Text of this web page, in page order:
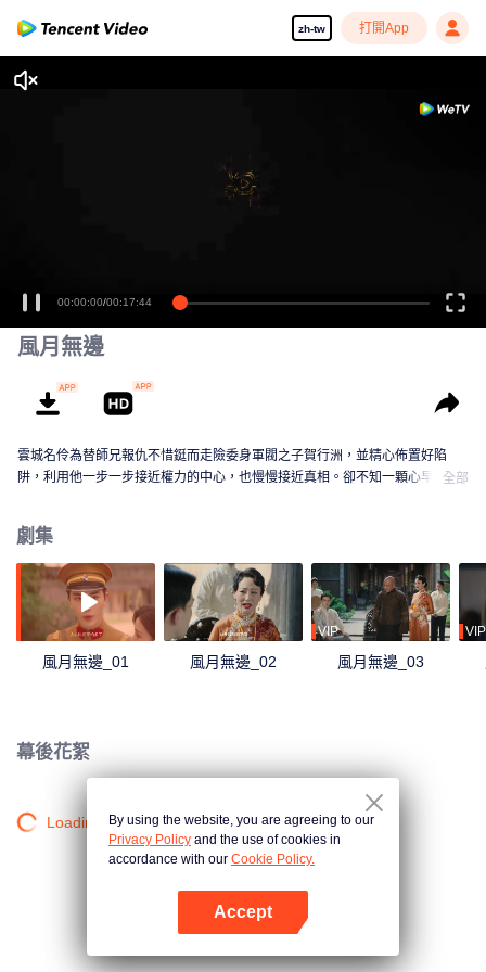
zh-tw 打開App
00:00:00/00:17:44
風月無邊
雲城名伶為替師兄報仇不惜鋌而走險委身軍閥之子賀行洲，並精心佈置好陷
阱，利用他一步一步接近權力的中心，也慢慢接近真相。卻不知一顆心早在這
曾經背叛自己的白月光，誰知她竟然是能照進賀行洲陰冷內心深處唯一的光
亮……任憑風馳雨驟，海棠依舊，兩個機關算盡的聰明人最終逃不過情關，深
陷虐戀痴纏……
全部
劇集
風月無邊_01 風月無邊_02
VIP
風月無邊_03
VIP
幕後花絮
Loading…By using the website, you are agreeing to our
Privacy Policy and the use of cookies in
accordance with our Cookie Policy.
Accept